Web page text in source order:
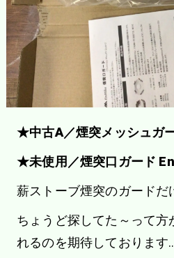
★中古A／煙突メッシュガ
★未使用／煙突口ガード
薪ストーブ煙突のガードだ
ちょうど探してた～って方
れるのを期待しております